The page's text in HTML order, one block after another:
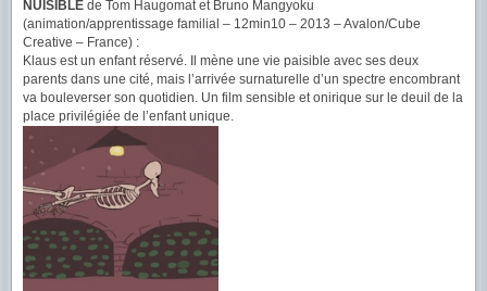
NUISIBLE de Tom Haugomat et Bruno Mangyoku
(animation/apprentissage familial – 12min10 – 2013 – Avalon/Cube
Creative – France) :
Klaus est un enfant réservé. Il mène une vie paisible avec ses deux
parents dans une cité, mais l’arrivée surnaturelle d’un spectre encombrant
va bouleverser son quotidien. Un film sensible et onirique sur le deuil de la
place privilégiée de l’enfant unique.